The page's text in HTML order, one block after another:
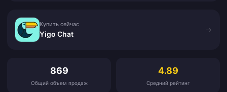
Купить сейчас
Yigo Chat
→
869
Общий объем продаж
4.89
Средний рейтинг